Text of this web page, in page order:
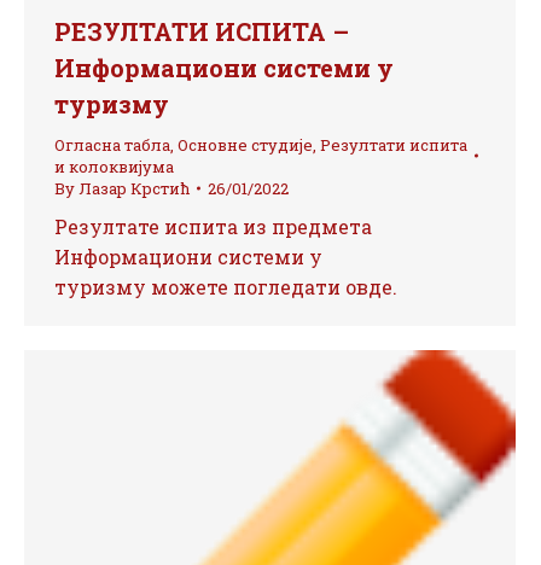
РЕЗУЛТАТИ ИСПИТА –
Информациони системи у
туризму
Огласна табла, Основне студије, Резултати испита
и колоквијума
ByЛазар Крстић 26/01/2022
Резултате испита из предмета
Информациони системи у
туризму можете погледати овде.